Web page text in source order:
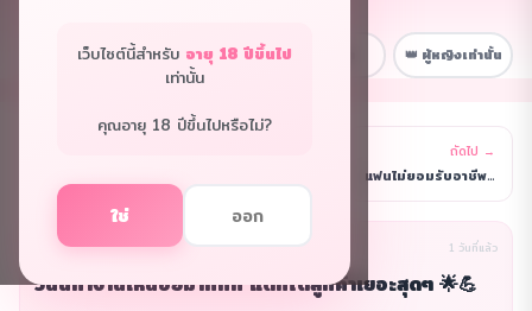
เว็บไซต์นี้สำหรับ อายุ 18 ปีขึ้นไป
เท่านั้น
คุณอายุ 18 ปีขึ้นไปหรือไม่?
ใช่ ออก
📋 หน้าหลัก 💼 เรื่องงาน 👑 ผู้หญิงเท่านั้น
ถัดไป →
แฟนไม่ยอมรับอาชีพเราเลยค่ะ ทะเลาะกันบ่อยมาก 😩 ไม่ร
เรื่องงาน นิรนาม(ผู้เขียน) 1 วันที่แล้ว
วันนี้ทำงานเหนื่อยมากกก แต่ก็ได้ลูกค้าเยอะสุดๆ 🌟💪